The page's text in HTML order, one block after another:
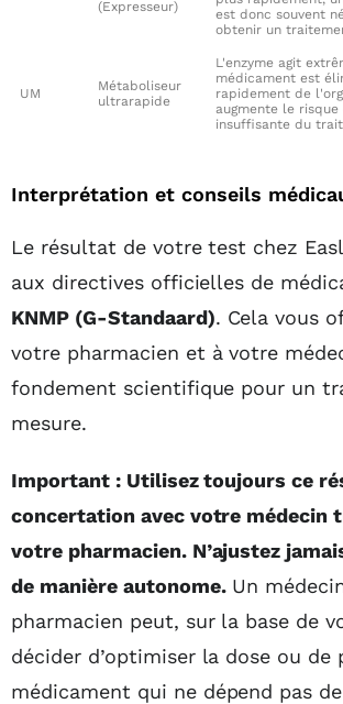
(Expresseur)
est donc souvent
obtenir un
UM
Métaboliseur
ultrarapide
L'enzyme agit
médicament est
rapidement de
augmente le
insuffisante du
Interprétation et conseils
Le résultat de votre test chez
aux directives officielles de
KNMP (G-Standaard). Cela vous
votre pharmacien et à votre
fondement scientifique pour un
mesure.
Important : Utilisez toujours ce
concertation avec votre médecin
votre pharmacien. N’ajustez
de manière autonome.Un
pharmacien peut, sur la base de
décider d’optimiser la dose ou de
médicament qui ne dépend pas